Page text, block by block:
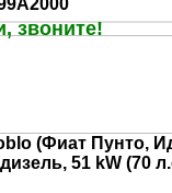
звоните!
(Фиат Пунто,
51 kW (70